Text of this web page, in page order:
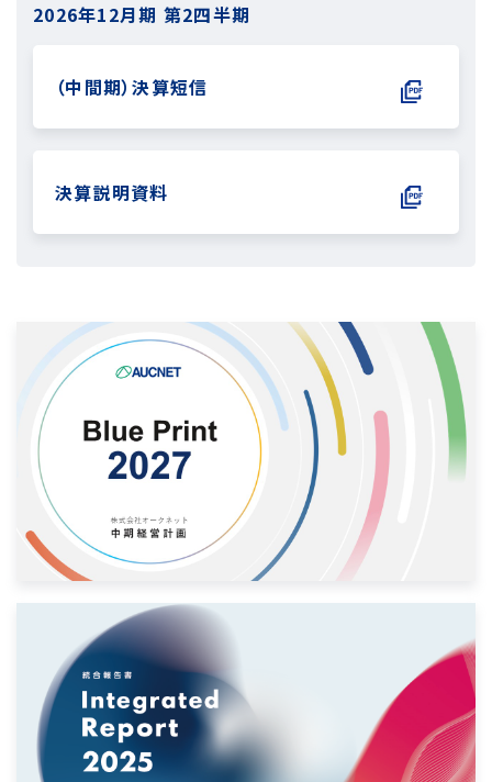
2026年12月期 第2四半期
（中間期）決算短信
決算説明資料